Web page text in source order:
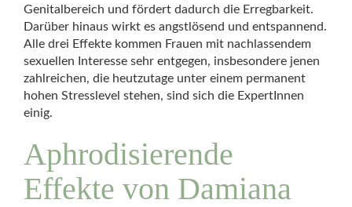
Genitalbereich und fördert dadurch die Erregbarkeit.
Darüber hinaus wirkt es angstlösend und entspannend.
Alle drei Effekte kommen Frauen mit nachlassendem
sexuellen Interesse sehr entgegen, insbesondere jenen
zahlreichen, die heutzutage unter einem permanent
hohen Stresslevel stehen, sind sich die ExpertInnen
einig.
Aphrodisierende
Effekte von Damiana